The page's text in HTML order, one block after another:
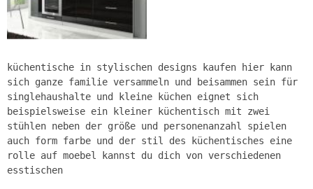
küchentische in stylischen designs kaufen hier kann
sich ganze familie versammeln und beisammen sein für
singlehaushalte und kleine küchen eignet sich
beispielsweise ein kleiner küchentisch mit zwei
stühlen neben der größe und personenanzahl spielen
auch form farbe und der stil des küchentisches eine
rolle auf moebel kannst du dich von verschiedenen
esstischen